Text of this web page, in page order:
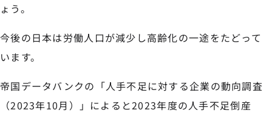
ょう。
今後の日本は労働人口が減少し高齢化の一途をたどって
います。
帝国データバンクの「人手不足に対する企業の動向調査
（2023年10月）」によると2023年度の人手不足倒産